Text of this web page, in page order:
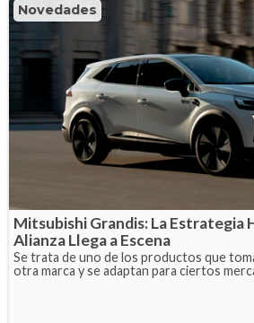
Novedades
Mitsubishi Grandis: La Estrategia
Alianza Llega a Escena
Se trata de uno de los productos que
otra marca y se adaptan para ciertos